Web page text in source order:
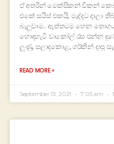
ඒ අතරින් මෙක්සිකන් චිකන්
එකේ සයිස් එකයි, මැද්දට දාලා
බැලුවාම.. ඇත්තටම හෙන
හොඳහැටි චාකෝල් රස එන්න
ලූණු, සලාදකොළ, ගර්කින් දාපු
READ MORE »
September 13, 2021 7:05 am